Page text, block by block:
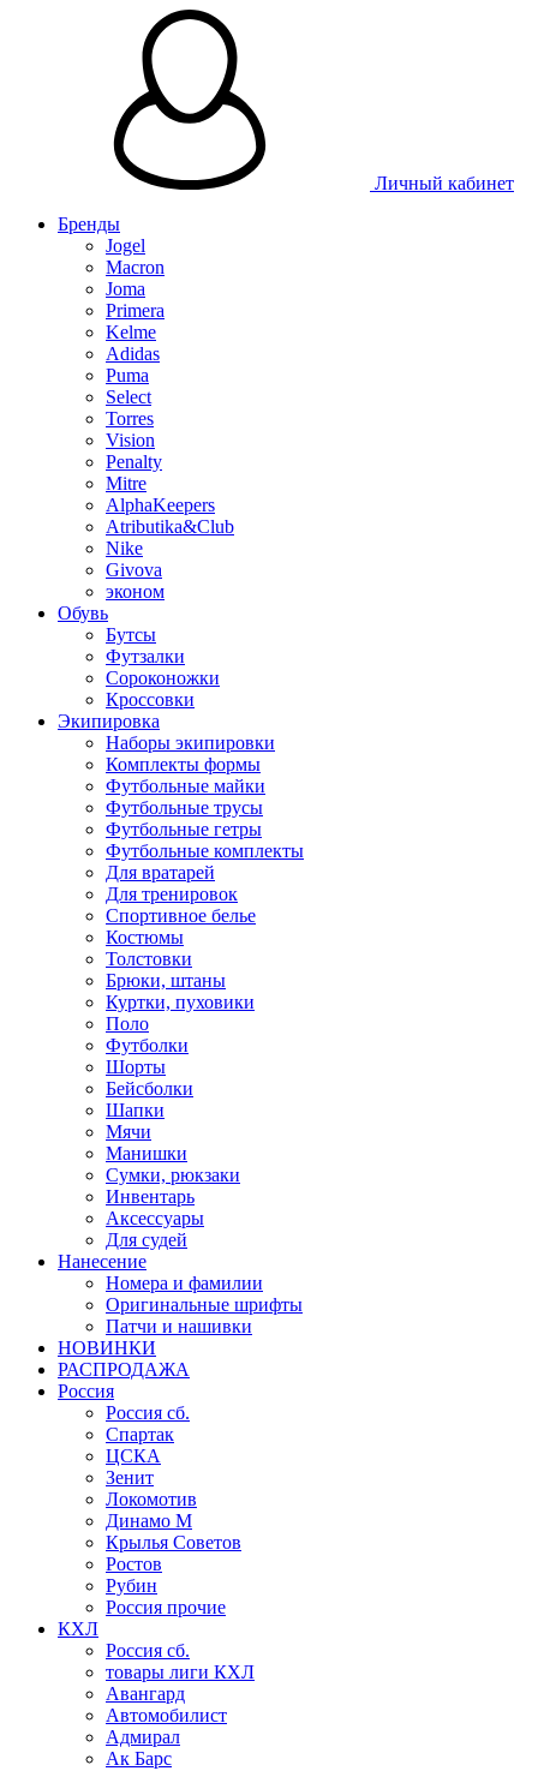
Личный кабинет
Бренды
Jogel
Macron
Joma
Primera
Kelme
Adidas
Puma
Select
Torres
Vision
Penalty
Mitre
AlphaKeepers
Atributika&Club
Nike
Givova
эконом
Обувь
Бутсы
Футзалки
Сороконожки
Кроссовки
Экипировка
Наборы экипировки
Комплекты формы
Футбольные майки
Футбольные трусы
Футбольные гетры
Футбольные комплекты
Для вратарей
Для тренировок
Спортивное белье
Костюмы
Толстовки
Брюки, штаны
Куртки, пуховики
Поло
Футболки
Шорты
Бейсболки
Шапки
Мячи
Манишки
Сумки, рюкзаки
Инвентарь
Аксессуары
Для судей
Нанесение
Номера и фамилии
Оригинальные шрифты
Патчи и нашивки
НОВИНКИ
РАСПРОДАЖА
Россия
Россия сб.
Спартак
ЦСКА
Зенит
Локомотив
Динамо М
Крылья Советов
Ростов
Рубин
Россия прочие
КХЛ
Россия сб.
товары лиги КХЛ
Авангард
Автомобилист
Адмирал
Ак Барс